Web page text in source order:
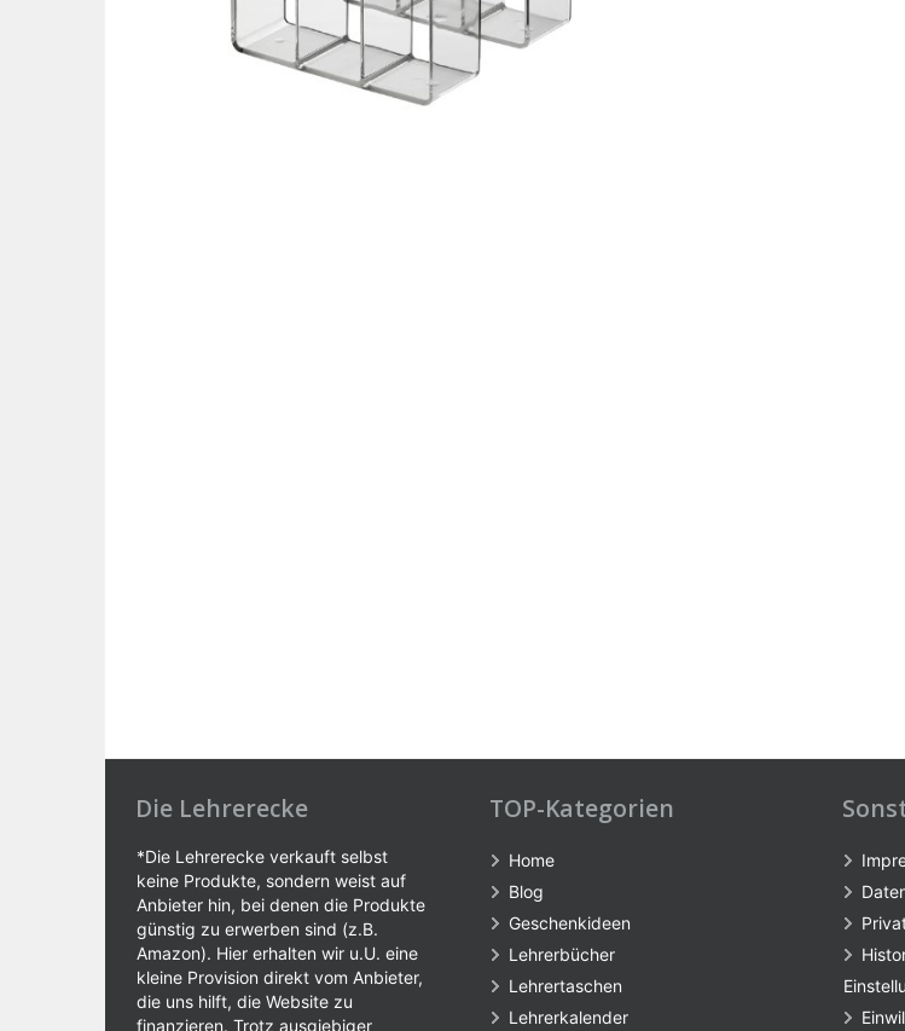
Die Lehrerecke
*Die Lehrerecke verkauft selbst
keine Produkte, sondern weist auf
Anbieter hin, bei denen die Produkte
günstig zu erwerben sind (z.B.
Amazon). Hier erhalten wir u.U. eine
kleine Provision direkt vom Anbieter,
die uns hilft, die Website zu
finanzieren. Trotz ausgiebiger
TOP-Kategorien
Home
Blog
Geschenkideen
Lehrerbücher
Lehrertaschen
Lehrerkalender